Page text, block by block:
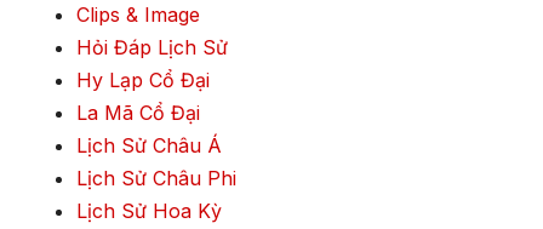
Clips & Image
Hỏi Đáp Lịch Sử
Hy Lạp Cổ Đại
La Mã Cổ Đại
Lịch Sử Châu Á
Lịch Sử Châu Phi
Lịch Sử Hoa Kỳ